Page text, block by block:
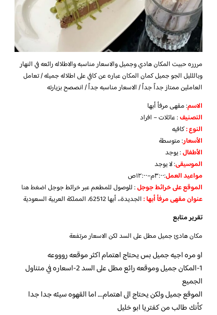
مررره حبيت المكان هادي وجميل والاسعار مناسبه والاطلاله رائعه في النهار
وباللليل الجو جميل كمانالمكان عباره عن كافي على اطلاله جميله / تعامل
العاملين ممتاز جداً جداً / الاسعار مناسبه جداً / انصصح بزيارته
الاسم: مقهى مرفأ أبها
التصنيف: عائلات – افراد
النوع :كافيه
الأسعار:متوسطة
الأطفال:يوجد
الموسيقى:لا يوجد
مواعيد العمل:٣:٠٠م–١٢:٠٠ص
الموقع على خرائط جوجل: للوصول للمطعم عبر خرائط جوجلاضغط هنا
عنوان مقهى مرفأ أبها :الجديدة،، أبها 62512، المملكة العربية السعودية
تقرير متابع
مكان هادئ جميل مطل على السد لكن الاسعار مرتفعة
او مره اجيه جميل بس يحتاج اهتمام اكثر موقعه روووعه
1-المكان جميل وموقعه رائع مطل على السد 2-اسعاره في متناول
الجميع
الموقع جميل ولكن يحتاج الى اهتمام…. اما القهوه سيئه جدا جدا
كأنك طالب من كفتريا ابو خليل